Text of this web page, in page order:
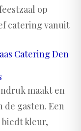
op
catering vanuit
Catering Den
maakt en
gasten. Een
kleur,